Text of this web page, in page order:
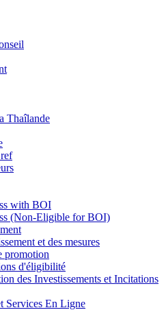
Thaîlande
with BOI
(Non-Eligible for BOI)
et des mesures
promotion
d'éligibilité
des Investissements et Incitations
Services En Ligne